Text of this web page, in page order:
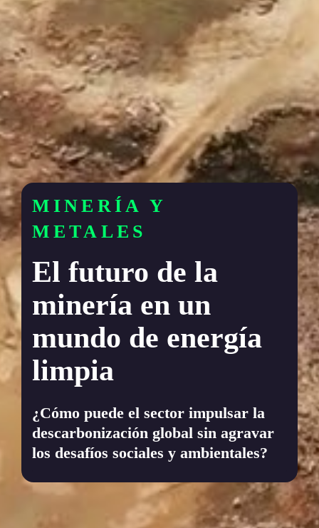
MINERÍA Y
METALES
El futuro de la
minería en un
mundo de energía
limpia
¿Cómo puede el sector impulsar la
descarbonización global sin agravar
los desafíos sociales y ambientales?